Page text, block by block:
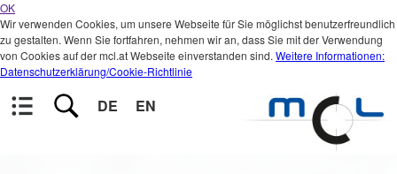
OK
Wir verwenden Cookies, um unsere Webseite für Sie möglichst benutzerfreundlich
zu gestalten. Wenn Sie fortfahren, nehmen wir an, dass Sie mit der Verwendung
von Cookies auf der mcl.at Webseite einverstanden sind. Weitere Informationen:
Datenschutzerklärung/Cookie-Richtlinie
DE EN